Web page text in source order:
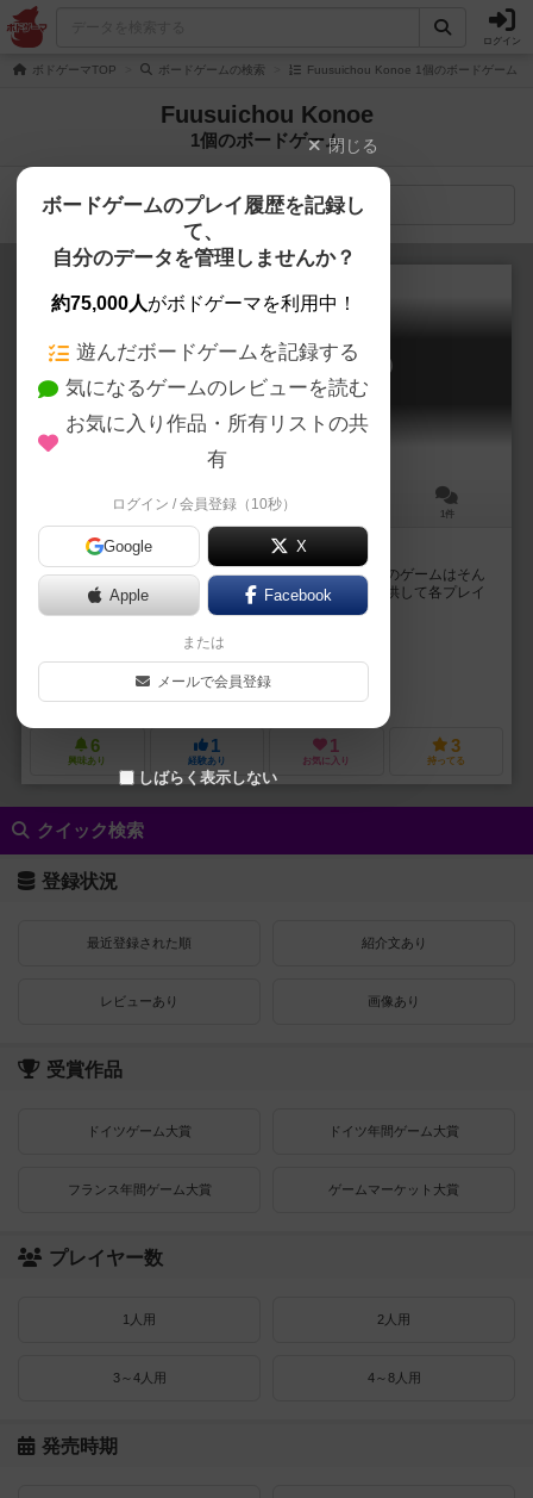
ログイン
ボドゲーマTOP ボードゲームの検索 Fuusuichou Konoe 1個のボードゲーム
Fuusuichou Konoe
1個のボードゲーム
検索メニュー
Q.E.D. 猫＝液（ねこはえきたい）
NEKO HA EKITAI
10～15分 1件
この容器にうちの猫は入るのかな？
猫って狭い所でもスルスルと入っていきますよね？ このゲームはそん
な猫の特性を示したゲームです。 猫に快適な場所を提供して各プレイ
ヤーの皆さんの中で最高得点を目指します...
6
興味あり
1
経験あり
1
お気に入り
3
持ってる
クイック検索
登録状況
最近登録された順 紹介文あり
レビューあり 画像あり
受賞作品
ドイツゲーム大賞 ドイツ年間ゲーム大賞
フランス年間ゲーム大賞 ゲームマーケット大賞
プレイヤー数
1人用 2人用
3～4人用 4～8人用
発売時期
閉じる
ボードゲームのプレイ履歴を記録し
て、
自分のデータを管理しませんか？
約75,000人がボドゲーマを利用中！
遊んだボードゲームを記録する
気になるゲームのレビューを読む
お気に入り作品・所有リストの共
有
ログイン / 会員登録（10秒）
Google X
Apple Facebook
または
メールで会員登録
しばらく表示しない